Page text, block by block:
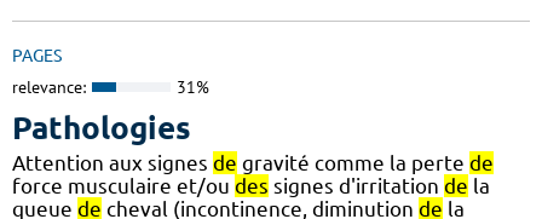
PAGES
relevance: 31%
Pathologies
Attention aux signes de gravité comme la perte de
force musculaire et/ou des signes d'irritation de la
queue de cheval (incontinence, diminution de la